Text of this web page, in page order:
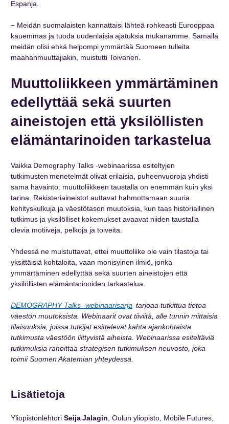
Espanja.
− Meidän suomalaisten kannattaisi lähteä rohkeasti Eurooppaa
kauemmas ja tuoda uudenlaisia ajatuksia mukanamme. Samalla
meidän olisi ehkä helpompi ymmärtää Suomeen tulleita
maahanmuuttajiakin, muistutti Toivanen.
Muuttoliikkeen ymmärtäminen
edellyttää sekä suurten
aineistojen että yksilöllisten
elämäntarinoiden tarkastelua
Vaikka Demography Talks -webinaarissa esiteltyjen
tutkimusten menetelmät olivat erilaisia, puheenvuoroja yhdisti
sama havainto: muuttoliikkeen taustalla on enemmän kuin yksi
tarina. Rekisteriaineistot auttavat hahmottamaan suuria
kehityskulkuja ja väestötason muutoksia, kun taas historiallinen
tutkimus ja yksilölliset kokemukset avaavat niiden taustalla
olevia motiiveja, pelkoja ja toiveita.
Yhdessä ne muistuttavat, ettei muuttoliike ole vain tilastoja tai
yksittäisiä kohtaloita, vaan monisyinen ilmiö, jonka
ymmärtäminen edellyttää sekä suurten aineistojen että
yksilöllisten elämäntarinoiden tarkastelua.
DEMOGRAPHY Talks -webinaarisarja tarjoaa tutkittua tietoa
väestön muutoksista. Webinaarit ovat tiiviitä, alle tunnin mittaisia
tilaisuuksia, joissa tutkijat esittelevät kahta ajankohtaista
tutkimusta väestöön liittyvistä aiheista. Webinaarissa esiteltäviä
tutkimuksia rahoittaa strategisen tutkimuksen neuvosto, joka
toimii Suomen Akatemian yhteydessä.
Lisätietoja
Yliopistonlehtori Seija Jalagin , Oulun yliopisto, Mobile Futures,